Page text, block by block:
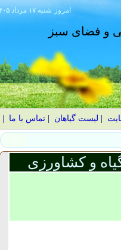
۱۴۰۵ شنبه ۱۷ مرداد امروز
و فضای سبز
لیست گیاهان |تماس با ما
و کشاورزی